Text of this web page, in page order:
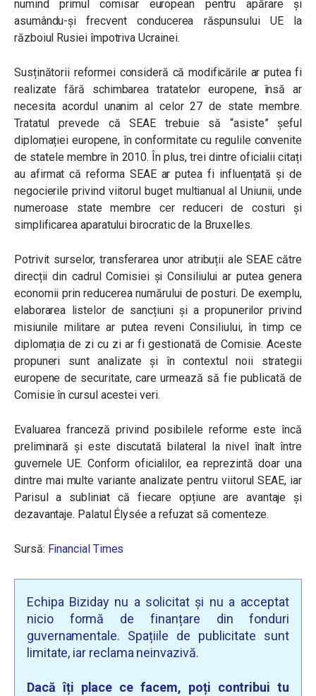
numind primul comisar european pentru apărare și
asumându-și frecvent conducerea răspunsului UE la
războiul Rusiei împotriva Ucrainei.
Susținătorii reformei consideră că modificările ar putea fi
realizate fără schimbarea tratatelor europene, însă ar
necesita acordul unanim al celor 27 de state membre.
Tratatul prevede că SEAE trebuie să “asiste” șeful
diplomației europene, în conformitate cu regulile convenite
de statele membre în 2010. În plus, trei dintre oficialii citați
au afirmat că reforma SEAE ar putea fi influențată și de
negocierile privind viitorul buget multianual al Uniunii, unde
numeroase state membre cer reduceri de costuri și
simplificarea aparatului birocratic de la Bruxelles.
Potrivit surselor, transferarea unor atribuții ale SEAE către
direcții din cadrul Comisiei și Consiliului ar putea genera
economii prin reducerea numărului de posturi. De exemplu,
elaborarea listelor de sancțiuni și a propunerilor privind
misiunile militare ar putea reveni Consiliului, în timp ce
diplomația de zi cu zi ar fi gestionată de Comisie. Aceste
propuneri sunt analizate și în contextul noii strategii
europene de securitate, care urmează să fie publicată de
Comisie în cursul acestei veri.
Evaluarea franceză privind posibilele reforme este încă
preliminară și este discutată bilateral la nivel înalt între
guvernele UE. Conform oficialilor, ea reprezintă doar una
dintre mai multe variante analizate pentru viitorul SEAE, iar
Parisul a subliniat că fiecare opțiune are avantaje și
dezavantaje. Palatul Élysée a refuzat să comenteze.
Sursă: Financial Times
Echipa Biziday nu a solicitat și nu a acceptat
nicio formă de finanțare din fonduri
guvernamentale. Spațiile de publicitate sunt
limitate, iar reclama neinvazivă.
Dacă îți place ce facem, poți contribui tu